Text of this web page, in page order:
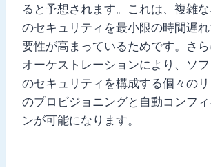
ると予想されます。これは、複雑
のセキュリティを最小限の時間遅
要性が高まっているためです。さ
オーケストレーションにより、ソ
のセキュリティを構成する個々の
のプロビジョニングと自動コンフ
ンが可能になります。